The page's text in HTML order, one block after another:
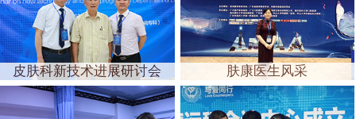
皮肤科新技术进展研讨会 肤康医生风采